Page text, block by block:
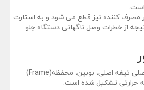
مصرف کننده نیز قطع می شود و به استارت
از خطرات وصل ناگهانی دستگاه جلو
کنتاکتور از پنج بخش اصلی تیغه اصلی، بوبین، محفظه(Frame)
حرارتی تشکیل شده است.